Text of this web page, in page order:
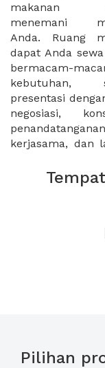
makanan
menemani
Anda. Ruang
dapat Anda
bermacam-
kebutuhan,
presentasi
negosiasi,
penandatanganan
kerjasama, dan
kebutuhan
Sewa meeting
XWORK
meeting Anda
membuat
puas dengan
Pilihan